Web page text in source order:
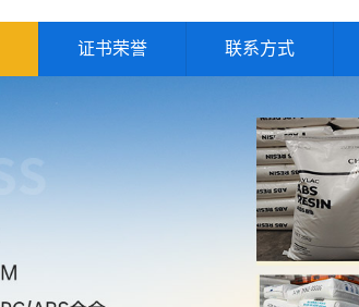
证书荣誉 联系方式